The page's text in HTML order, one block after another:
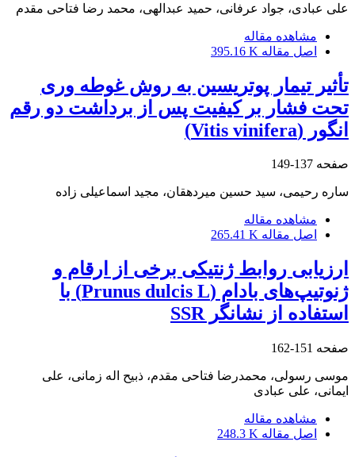
علی عبادی، جواد عرفانی، حمید عبدالهی، محمد رضا فتاحی مقدم
مشاهده مقاله
اصل مقاله 395.16 K
تأثیر تیمار پوتریسین به روش غوطه‏ وری
تحت فشار بر کیفیت پس از برداشت دو رقم
انگور (Vitis vinifera)
صفحه 137-149
ساره رحیمی، سید حسین میردهقان، مجید اسماعیلی زاده
مشاهده مقاله
اصل مقاله 265.41 K
‌‌ارزیابی روابط ژنتیکی برخی از ارقام و
ژنوتیپ‌های بادام (Prunus dulcis L) با
استفاده از نشانگر SSR
صفحه 151-162
موسی رسولی، محمدرضا فتاحی مقدم، ذبیح اله زمانی، علی
ایمانی، علی عبادی
مشاهده مقاله
اصل مقاله 248.3 K